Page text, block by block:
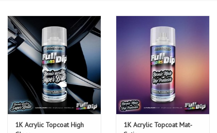
1K Acrylic Topcoat High
1K Acrylic Topcoat Mat-